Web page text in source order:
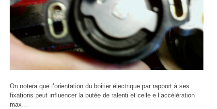
On notera que l’orientation du boitier électrique par rapport à ses
fixations peut influencer la butée de ralenti et celle e l’accélération
max…